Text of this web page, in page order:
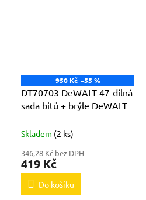
950 Kč –55 %
DT70703 DeWALT 47-dílná
sada bitů + brýle DeWALT
Skladem (2 ks)
346,28 Kč bez DPH
419 Kč
Do košíku